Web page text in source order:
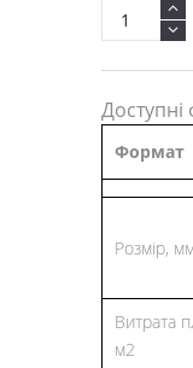
Формат
Розмір,
Витрата
м2